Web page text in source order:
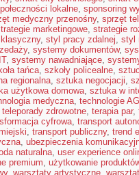
lokalne, sponsoring
medyczny przenośny, sprzęt
marketingowe, strategie
, styl pracy zdalnej, styl
, systemy dokumentów,
, systemy nawadniające,
tańca, szkoły policealne,
regionalna, sztuka negocjacji,
użytkowa domowa, sztuka w
medyczna, technologie
teleporady zdrowotne, terapia par,
cyfrowa, transport
, transport publiczny, trend
, ubezpieczenia
naturalna, user experience
premium, użytkowanie
, warsztaty artystyczne,